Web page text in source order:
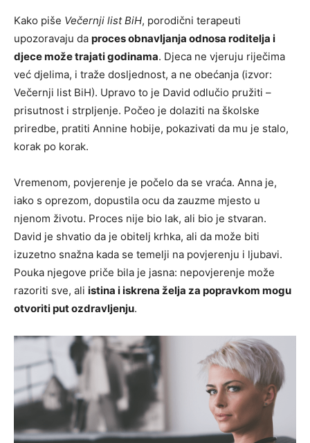
Kako piše Večernji list BiH, porodični terapeuti
upozoravaju da proces obnavljanja odnosa roditelja i
djece može trajati godinama. Djeca ne vjeruju riječima
već djelima, i traže dosljednost, a ne obećanja (izvor:
Večernji list BiH). Upravo to je David odlučio pružiti –
prisutnost i strpljenje. Počeo je dolaziti na školske
priredbe, pratiti Annine hobije, pokazivati da mu je stalo,
korak po korak.
Vremenom, povjerenje je počelo da se vraća. Anna je,
iako s oprezom, dopustila ocu da zauzme mjesto u
njenom životu. Proces nije bio lak, ali bio je stvaran.
David je shvatio da je obitelj krhka, ali da može biti
izuzetno snažna kada se temelji na povjerenju i ljubavi.
Pouka njegove priče bila je jasna: nepovjerenje može
razoriti sve, ali istina i iskrena želja za popravkom mogu
otvoriti put ozdravljenju.